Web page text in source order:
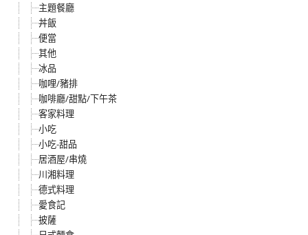
主題餐廳
丼飯
便當
其他
冰品
咖哩/豬排
咖啡廳/甜點/下午茶
客家料理
小吃
小吃-甜品
居酒屋/串燒
川湘料理
德式料理
愛食記
披薩